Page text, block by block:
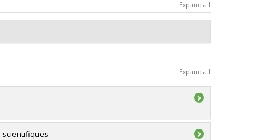
Expand all
Expand all
scientifiques